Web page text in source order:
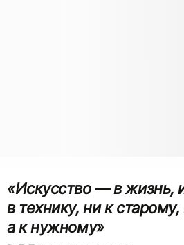
«Искусство — в жизнь,
в технику, ни к
а к нужному»